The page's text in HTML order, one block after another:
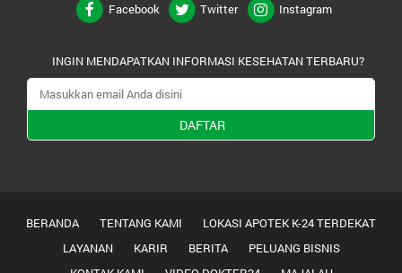
Facebook
Twitter Instagram
INGIN MENDAPATKAN INFORMASI KESEHATAN TERBARU?
DAFTAR
BERANDA TENTANG KAMI
LOKASI APOTEK K-24 TERDEKAT
LAYANAN
KARIR BERITA
PELUANG BISNIS